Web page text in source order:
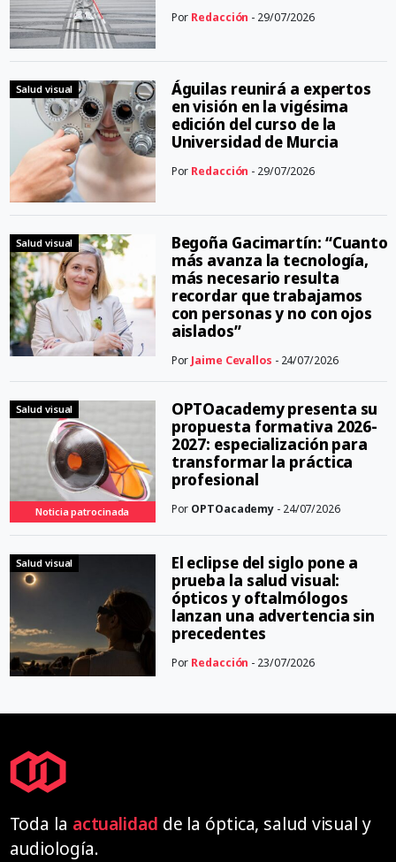
Por Redacción - 29/07/2026
Salud visual
Águilas reunirá a expertos
en visión en la vigésima
edición del curso de la
Universidad de Murcia
Por Redacción - 29/07/2026
Salud visual
Begoña Gacimartín: “Cuanto
más avanza la tecnología,
más necesario resulta
recordar que trabajamos
con personas y no con ojos
aislados”
Por Jaime Cevallos - 24/07/2026
Salud visual
Noticia patrocinada
OPTOacademy presenta su
propuesta formativa 2026-
2027: especialización para
transformar la práctica
profesional
Por OPTOacademy - 24/07/2026
Salud visual
El eclipse del siglo pone a
prueba la salud visual:
ópticos y oftalmólogos
lanzan una advertencia sin
precedentes
Por Redacción - 23/07/2026
Toda la actualidad de la óptica, salud visual y
audiología.